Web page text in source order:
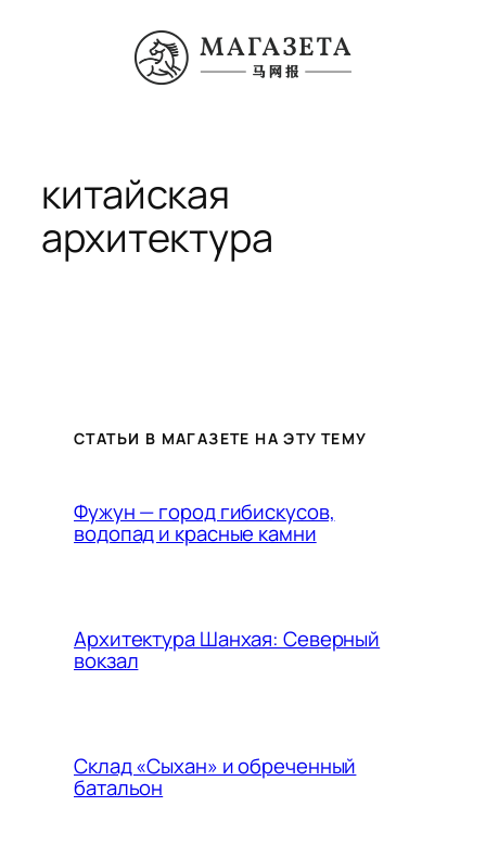
содержимому
китайская
архитектура
СТАТЬИ В МАГАЗЕТЕ НА ЭТУ ТЕМУ
Фужун — город гибискусов,
водопад и красные камни
Архитектура Шанхая: Северный
вокзал
Склад «Сыхан» и обреченный
батальон